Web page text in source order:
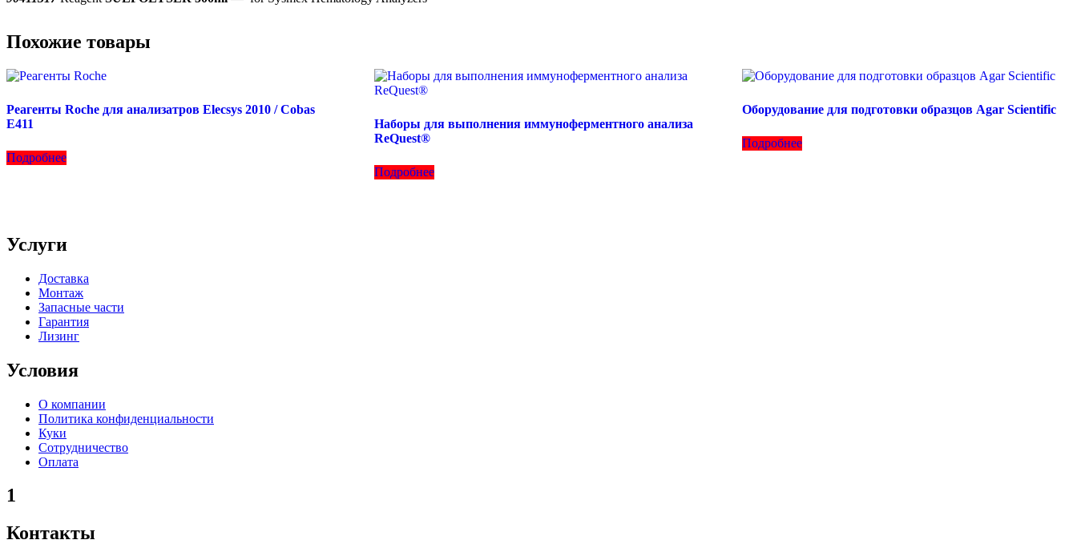
Похожие товары
Реагенты Roche для анализатров Elecsys 2010 / Cobas
E411
Подробнее
Наборы для выполнения иммуноферментного анализа
ReQuest®
Подробнее
Оборудование для подготовки образцов Agar Scientific
Подробнее
Услуги
Доставка
Монтаж
Запасные части
Гарантия
Лизинг
Условия
О компании
Политика конфиденциальности
Куки
Сотрудничество
Оплата
1
Контакты